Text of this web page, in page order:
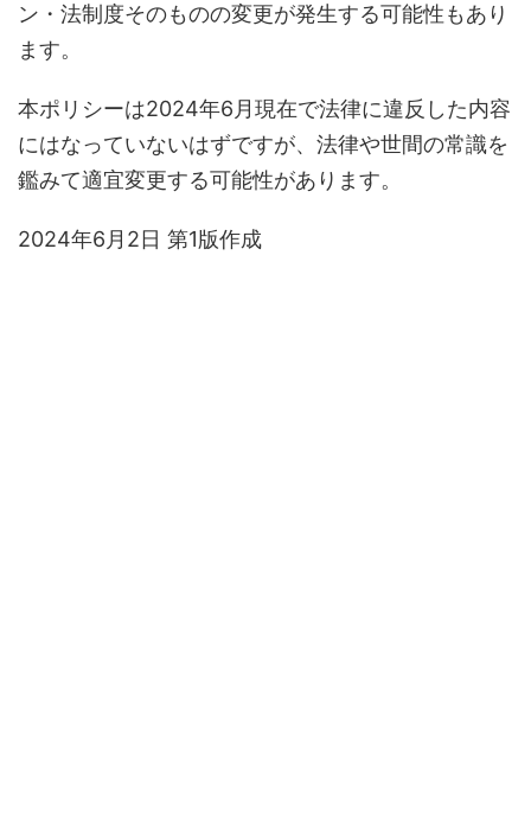
ン・法制度そのものの変更が発生する可能性もあり
ます。
本ポリシーは2024年6月現在で法律に違反した内容
にはなっていないはずですが、法律や世間の常識を
鑑みて適宜変更する可能性があります。
2024年6月2日 第1版作成